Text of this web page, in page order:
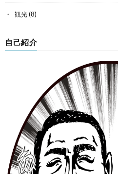
観光(8)
自己紹介